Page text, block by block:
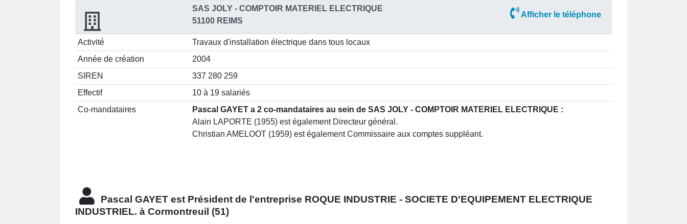
Afficher le téléphone
SAS JOLY - COMPTOIR MATERIEL ELECTRIQUE
51100 REIMS
Activité
Travaux d'installation électrique dans tous locaux
Année de création
2004
SIREN
337 280 259
Effectif
10 à 19 salariés
Co-mandataires
Pascal GAYET a 2 co-mandataires au sein de SAS JOLY - COMPTOIR MATERIEL ELECTRIQUE :
Alain LAPORTE (1955) est également Directeur général.
Christian AMELOOT (1959) est également Commissaire aux comptes suppléant.
Pascal GAYET est Président de l'entreprise ROQUE INDUSTRIE - SOCIETE D'EQUIPEMENT ELECTRIQUE
INDUSTRIEL. à Cormontreuil (51)